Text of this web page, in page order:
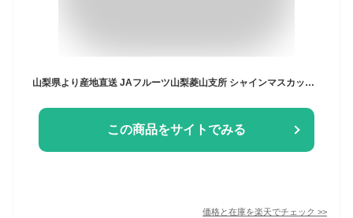
山梨県より産地直送 JAフルーツ山梨菱山支所 シャインマスカット＆種なしピオーネ 最高級等級心づくし 約1.3キロ(650g×各1房) 送料無料 葡萄 ぶどう クール便
この商品をサイトでみる
価格と在庫を楽天でチェック >>